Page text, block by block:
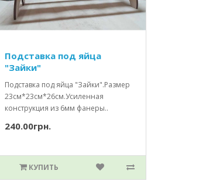
Подставка под яйца
"Зайки"
Подставка под яйца "Зайки".Размер
23см*23см*26см.Усиленная
конструкция из 6мм фанеры..
240.00грн.
КУПИТЬ